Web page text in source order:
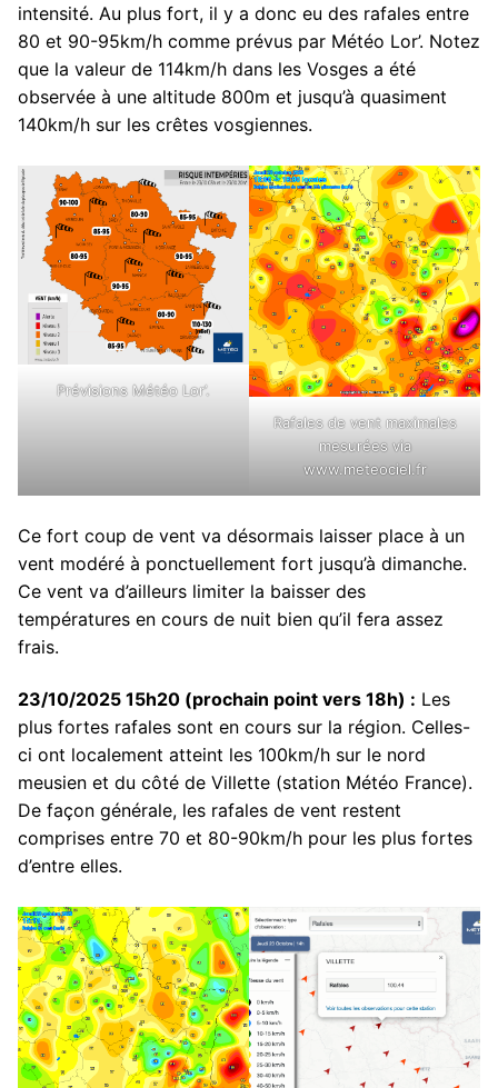
intensité. Au plus fort, il y a donc eu des rafales entre
80 et 90-95km/h comme prévus par Météo Lor’. Notez
que la valeur de 114km/h dans les Vosges a été
observée à une altitude 800m et jusqu’à quasiment
140km/h sur les crêtes vosgiennes.
Prévisions Météo Lor’.
Rafales de vent maximales
mesurées via
www.meteociel.fr
Ce fort coup de vent va désormais laisser place à un
vent modéré à ponctuellement fort jusqu’à dimanche.
Ce vent va d’ailleurs limiter la baisser des
températures en cours de nuit bien qu’il fera assez
frais.
23/10/2025 15h20 (prochain point vers 18h) : Les
plus fortes rafales sont en cours sur la région. Celles-
ci ont localement atteint les 100km/h sur le nord
meusien et du côté de Villette (station Météo France).
De façon générale, les rafales de vent restent
comprises entre 70 et 80-90km/h pour les plus fortes
d’entre elles.